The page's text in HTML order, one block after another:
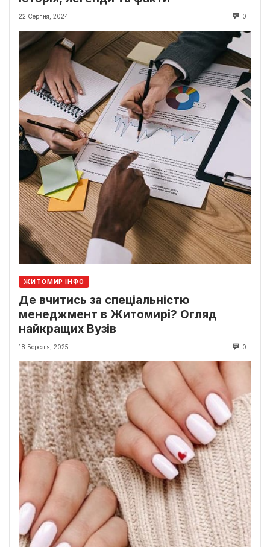
22 Серпня, 2024 0
ЖИТОМИР ІНФО
Де вчитись за спеціальністю
менеджмент в Житомирі? Огляд
найкращих Вузів
18 Березня, 2025 0